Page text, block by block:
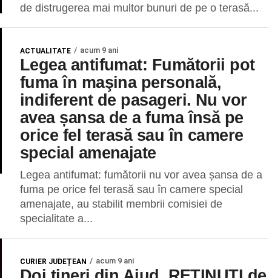
de distrugerea mai multor bunuri de pe o terasă...
ACTUALITATE acum 9 ani
Legea antifumat: Fumătorii pot
fuma în maşina personală,
indiferent de pasageri. Nu vor
avea șansa de a fuma însă pe
orice fel terasă sau în camere
special amenajate
Legea antifumat: fumătorii nu vor avea șansa de a
fuma pe orice fel terasă sau în camere special
amenajate, au stabilit membrii comisiei de
specialitate a...
CURIER JUDEȚEAN acum 9 ani